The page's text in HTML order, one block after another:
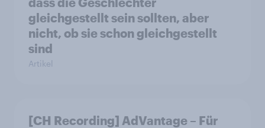
gleichgestellt sein sollten, aber
nicht, ob sie schon gleichgestellt
sind
Artikel
[CH Recording] AdVantage – Für